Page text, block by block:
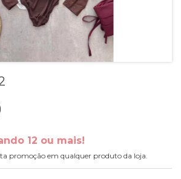
12 ou mais!
promoção em qualquer produto da loja.